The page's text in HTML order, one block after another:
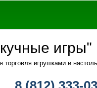
игры"
торговля игрушками и